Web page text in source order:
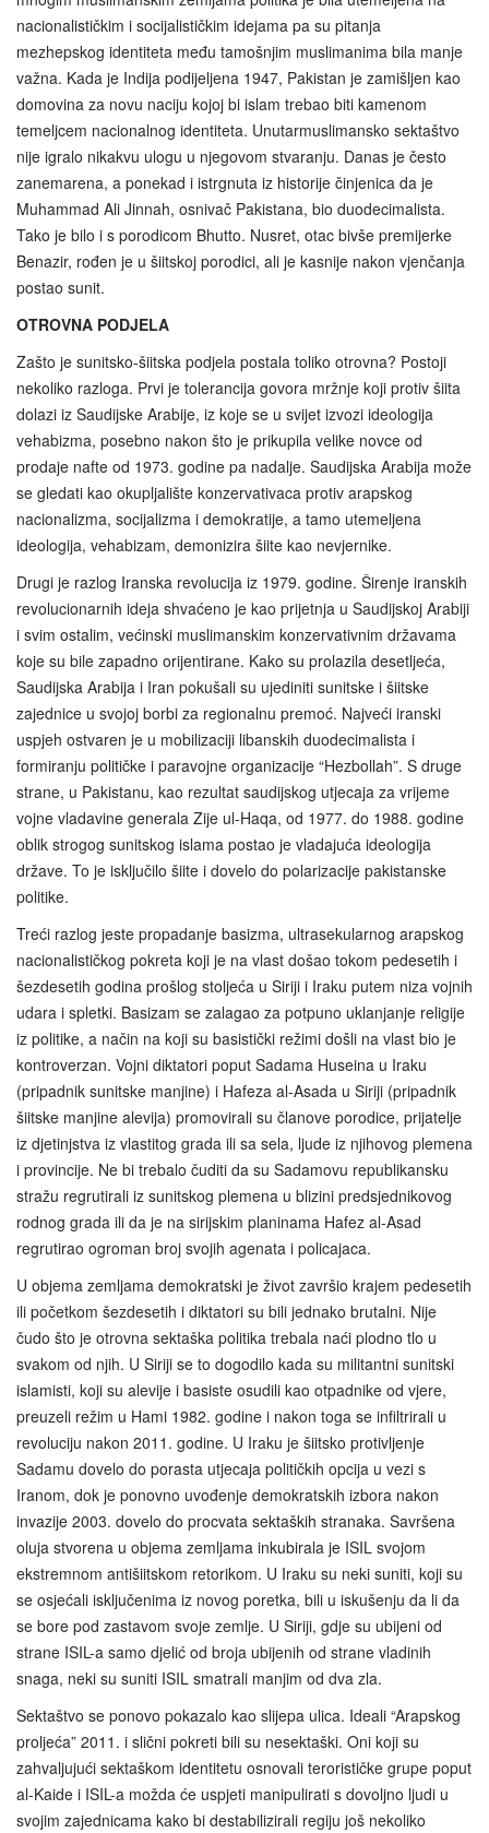
nacionalističkim i socijalističkim idejama pa su pitanja
mezhepskog identiteta među tamošnjim muslimanima bila manje
važna. Kada je Indija podijeljena 1947, Pakistan je zamišljen kao
domovina za novu naciju kojoj bi islam trebao biti kamenom
temeljcem nacionalnog identiteta. Unutarmuslimansko sektaštvo
nije igralo nikakvu ulogu u njegovom stvaranju. Danas je često
zanemarena, a ponekad i istrgnuta iz historije činjenica da je
Muhammad Ali Jinnah, osnivač Pakistana, bio duodecimalista.
Tako je bilo i s porodicom Bhutto. Nusret, otac bivše premijerke
Benazir, rođen je u šiitskoj porodici, ali je kasnije nakon vjenčanja
postao sunit.
OTROVNA PODJELA
Zašto je sunitsko-šiitska podjela postala toliko otrovna? Postoji
nekoliko razloga. Prvi je tolerancija govora mržnje koji protiv šiita
dolazi iz Saudijske Arabije, iz koje se u svijet izvozi ideologija
vehabizma, posebno nakon što je prikupila velike novce od
prodaje nafte od 1973. godine pa nadalje. Saudijska Arabija može
se gledati kao okupljalište konzervativaca protiv arapskog
nacionalizma, socijalizma i demokratije, a tamo utemeljena
ideologija, vehabizam, demonizira šiite kao nevjernike.
Drugi je razlog Iranska revolucija iz 1979. godine. Širenje iranskih
revolucionarnih ideja shvaćeno je kao prijetnja u Saudijskoj Arabiji
i svim ostalim, većinski muslimanskim konzervativnim državama
koje su bile zapadno orijentirane. Kako su prolazila desetljeća,
Saudijska Arabija i Iran pokušali su ujediniti sunitske i šiitske
zajednice u svojoj borbi za regionalnu premoć. Najveći iranski
uspjeh ostvaren je u mobilizaciji libanskih duodecimalista i
formiranju političke i paravojne organizacije “Hezbollah”. S druge
strane, u Pakistanu, kao rezultat saudijskog utjecaja za vrijeme
vojne vladavine generala Zije ul-Haqa, od 1977. do 1988. godine
oblik strogog sunitskog islama postao je vladajuća ideologija
države. To je isključilo šiite i dovelo do polarizacije pakistanske
politike.
Treći razlog jeste propadanje basizma, ultrasekularnog arapskog
nacionalističkog pokreta koji je na vlast došao tokom pedesetih i
šezdesetih godina prošlog stoljeća u Siriji i Iraku putem niza vojnih
udara i spletki. Basizam se zalagao za potpuno uklanjanje religije
iz politike, a način na koji su basistički režimi došli na vlast bio je
kontroverzan. Vojni diktatori poput Sadama Huseina u Iraku
(pripadnik sunitske manjine) i Hafeza al-Asada u Siriji (pripadnik
šiitske manjine alevija) promovirali su članove porodice, prijatelje
iz djetinjstva iz vlastitog grada ili sa sela, ljude iz njihovog plemena
i provincije. Ne bi trebalo čuditi da su Sadamovu republikansku
stražu regrutirali iz sunitskog plemena u blizini predsjednikovog
rodnog grada ili da je na sirijskim planinama Hafez al-Asad
regrutirao ogroman broj svojih agenata i policajaca.
U objema zemljama demokratski je život završio krajem pedesetih
ili početkom šezdesetih i diktatori su bili jednako brutalni. Nije
čudo što je otrovna sektaška politika trebala naći plodno tlo u
svakom od njih. U Siriji se to dogodilo kada su militantni sunitski
islamisti, koji su alevije i basiste osudili kao otpadnike od vjere,
preuzeli režim u Hami 1982. godine i nakon toga se infiltrirali u
revoluciju nakon 2011. godine. U Iraku je šiitsko protivljenje
Sadamu dovelo do porasta utjecaja političkih opcija u vezi s
Iranom, dok je ponovno uvođenje demokratskih izbora nakon
invazije 2003. dovelo do procvata sektaških stranaka. Savršena
oluja stvorena u objema zemljama inkubirala je ISIL svojom
ekstremnom antišiitskom retorikom. U Iraku su neki suniti, koji su
se osjećali isključenima iz novog poretka, bili u iskušenju da li da
se bore pod zastavom svoje zemlje. U Siriji, gdje su ubijeni od
strane ISIL-a samo djelić od broja ubijenih od strane vladinih
snaga, neki su suniti ISIL smatrali manjim od dva zla.
Sektaštvo se ponovo pokazalo kao slijepa ulica. Ideali “Arapskog
proljeća” 2011. i slični pokreti bili su nesektaški. Oni koji su
zahvaljujući sektaškom identitetu osnovali terorističke grupe poput
al-Kaide i ISIL-a možda će uspjeti manipulirati s dovoljno ljudi u
svojim zajednicama kako bi destabilizirali regiju još nekoliko